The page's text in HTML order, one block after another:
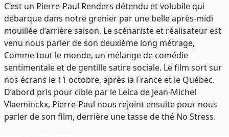
C’est un Pierre-Paul Renders détendu et volubile qui
débarque dans notre grenier par une belle après-midi
mouillée d’arrière saison. Le scénariste et réalisateur est
venu nous parler de son deuxième long métrage,
Comme tout le monde, un mélange de comédie
sentimentale et de gentille satire sociale. Le film sort sur
nos écrans le 11 octobre, après la France et le Québec.
D’abord pris pour cible par le Leica de Jean-Michel
Vlaeminckx, Pierre-Paul nous rejoint ensuite pour nous
parler de son film, derrière une tasse de thé No Stress.